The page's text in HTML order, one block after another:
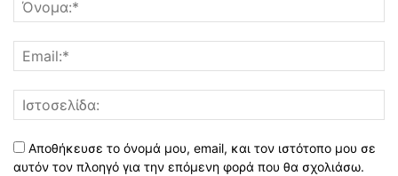
Αποθήκευσε το όνομά μου, email, και τον ιστότοπο μου σε
αυτόν τον πλοηγό για την επόμενη φορά που θα σχολιάσω.